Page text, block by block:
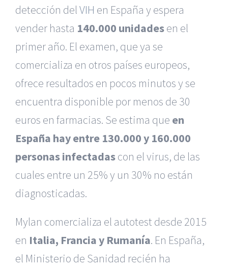
detección delVIH en España y espera
vender hasta 140.000 unidadesen el
primer año. El examen, que ya se
comercializa en otros países europeos,
ofrece resultados en pocos minutos y se
encuentra disponible por menos de 30
euros en farmacias. Se estima que en
España hay entre 130.000 y 160.000
personas infectadascon el virus, de las
cuales entre un 25% y un 30% no están
diagnosticadas.
Mylan comercializa el autotest desde 2015
en Italia, Francia y Rumanía. En España,
el Ministerio de Sanidad recién ha